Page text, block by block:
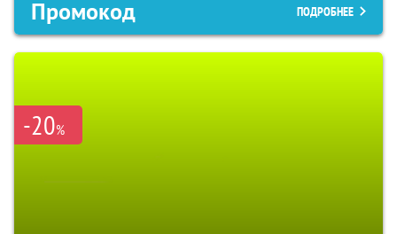
Промокод ПОДРОБНЕЕ
-20%